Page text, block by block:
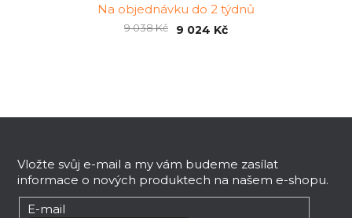
Na objednávku do 2 týdnů
9 024 Kč
9 038 Kč
Vložte svůj e-mail a my vám budeme zasílat
informace o nových produktech na našem e-shopu.
E-mail